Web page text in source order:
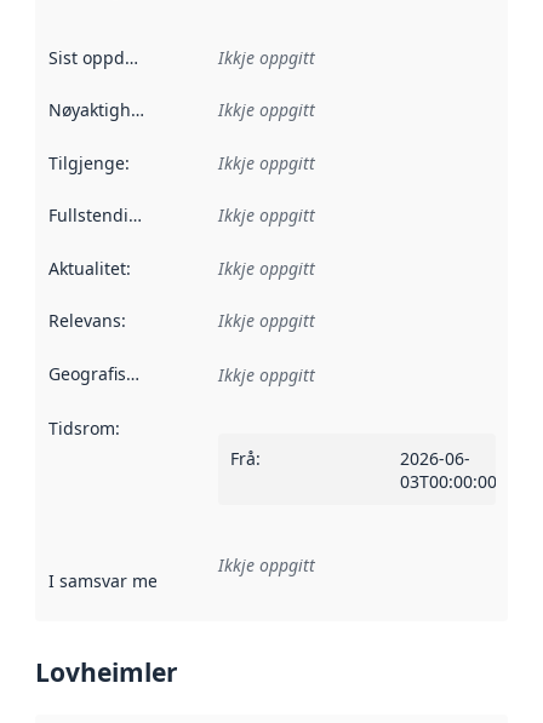
Sist oppdatert Ikkje oppgitt
Nøyaktigheit Ikkje oppgitt
Tilgjenge: Ikkje oppgitt
Fullstendigheit Ikkje oppgitt
Aktualitet: Ikkje oppgitt
Relevans: Ikkje oppgitt
Geografisk område Ikkje oppgitt
Tidsrom:
Frå:
2026-06-
03T00:00:00Z
I samsvar med Referanse til ei implementeringsregel eller
Ikkje oppgitt
Lovheimler